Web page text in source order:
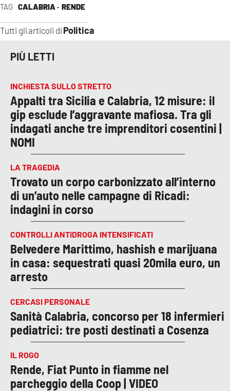
TAG CALABRIA · RENDE
Tutti gli articoli di Politica
PIÙ LETTI
INCHIESTA SULLO STRETTO
Appalti tra Sicilia e Calabria, 12 misure: il
gip esclude l’aggravante mafiosa. Tra gli
indagati anche tre imprenditori cosentini |
NOMI
LA TRAGEDIA
Trovato un corpo carbonizzato all’interno
di un’auto nelle campagne di Ricadi:
indagini in corso
CONTROLLI ANTIDROGA INTENSIFICATI
Belvedere Marittimo, hashish e marijuana
in casa: sequestrati quasi 20mila euro, un
arresto
CERCASI PERSONALE
Sanità Calabria, concorso per 18 infermieri
pediatrici: tre posti destinati a Cosenza
IL ROGO
Rende, Fiat Punto in fiamme nel
parcheggio della Coop | VIDEO